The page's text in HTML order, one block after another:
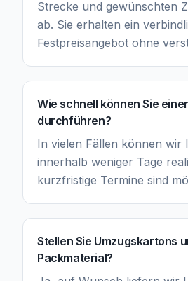
Strecke und gewünschten
ab. Sie erhalten ein
Festpreisangebot ohne
Wie schnell können Sie
durchführen?
In vielen Fällen können wir
innerhalb weniger Tage
kurzfristige Termine sind
Stellen Sie Umzugskartons
Packmaterial?